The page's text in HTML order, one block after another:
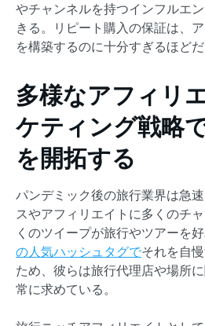
やチャンネルを持つインフルエ
きる。リピート購入の保証は、
を構築するのに十分すぎるほどだ
多様なアフィリ
ケティング戦略
を開拓する
パンデミック後の旅行業界は急
スやアフィリエイトに多くのチ
くのツイープが旅行やツアーを
の人気ハッシュタグでそれを自
ため、彼らは旅行代理店や場所
常に求めている。